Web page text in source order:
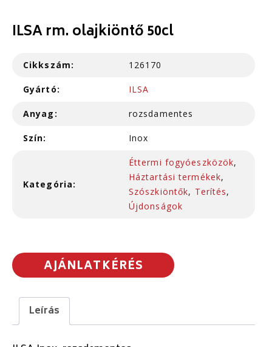
ILSA rm. olajkiöntő 50cl
Cikkszám: 126170
Gyártó: ILSA
Anyag: rozsdamentes
Szín: Inox
Kategória:
Éttermi fogyóeszközök,
Háztartási termékek,
Szószkiöntők, Terítés,
Újdonságok
AJÁNLATKÉRÉS
Leírás